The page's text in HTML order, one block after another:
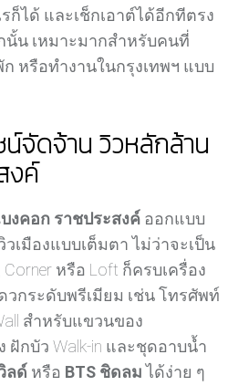
ก็ได้ และเช็กเอาต์ได้อีกทีตรง
นั้น เหมาะมากสำหรับคนที่
ก หรือทำงานในกรุงเทพฯ แบบ
จัดจ้าน วิวหลักล้าน
งค์
งคอก ราชประสงค์ ออกแบบ
เมืองแบบเต็มตา ไม่ว่าจะเป็น
Corner หรือ Loft ก็ครบเครื่อง
กระดับพรีเมียม เช่น โทรศัพท์
สำหรับแขวนของ
ฝักบัว Walk-in และชุดอาบน้ำ
ลด์ หรือ BTS ชิดลมได้ง่าย ๆ